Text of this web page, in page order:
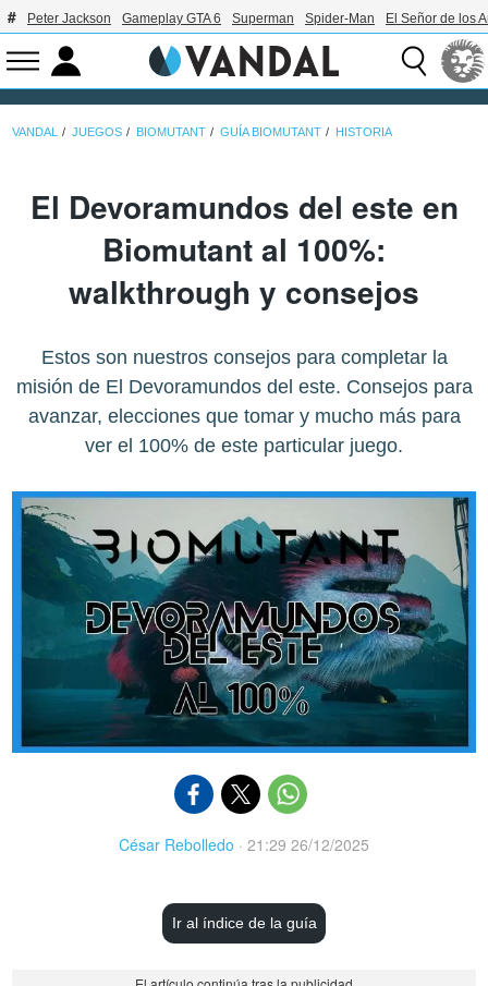
Peter Jackson Gameplay GTA 6 Superman Spider-Man El Señor de los
VANDAL JUEGOS BIOMUTANT GUÍA BIOMUTANT HISTORIA
El Devoramundos del este en
Biomutant al 100%:
walkthrough y consejos
Estos son nuestros consejos para completar la
misión de El Devoramundos del este. Consejos para
avanzar, elecciones que tomar y mucho más para
ver el 100% de este particular juego.
César Rebolledo · 21:29 26/12/2025
Ir al índice de la guía